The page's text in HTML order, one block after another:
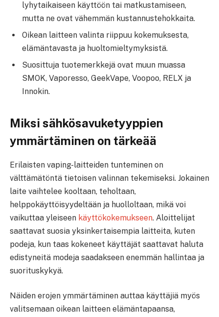
lyhytaikaiseen käyttöön tai matkustamiseen,
mutta ne ovat vähemmän kustannustehokkaita.
Oikean laitteen valinta riippuu kokemuksesta,
elämäntavasta ja huoltomieltymyksistä.
Suosittuja tuotemerkkejä ovat muun muassa
SMOK, Vaporesso, GeekVape, Voopoo, RELX ja
Innokin.
Miksi sähkösavuketyyppien
ymmärtäminen on tärkeää
Erilaisten vaping-laitteiden tunteminen on
välttämätöntä tietoisen valinnan tekemiseksi. Jokainen
laite vaihtelee kooltaan, teholtaan,
helppokäyttöisyydeltään ja huolloltaan, mikä voi
vaikuttaa yleiseen käyttökokemukseen. Aloittelijat
saattavat suosia yksinkertaisempia laitteita, kuten
podeja, kun taas kokeneet käyttäjät saattavat haluta
edistyneitä modeja saadakseen enemmän hallintaa ja
suorituskykyä.
Näiden erojen ymmärtäminen auttaa käyttäjiä myös
valitsemaan oikean laitteen elämäntapaansa,